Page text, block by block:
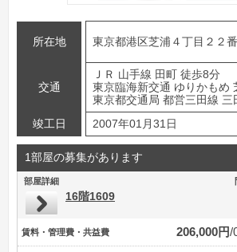
所在地 東京都港区芝浦４丁目２２
交通
ＪＲ 山手線 田町 徒歩8分
東京臨海新交通 ゆりかもめ
東京都交通局 都営三田線 三
竣工日
2007年01月31日
1部屋の募集があります
部屋詳細
16階1609
賃料・管理費・共益費 206,000円